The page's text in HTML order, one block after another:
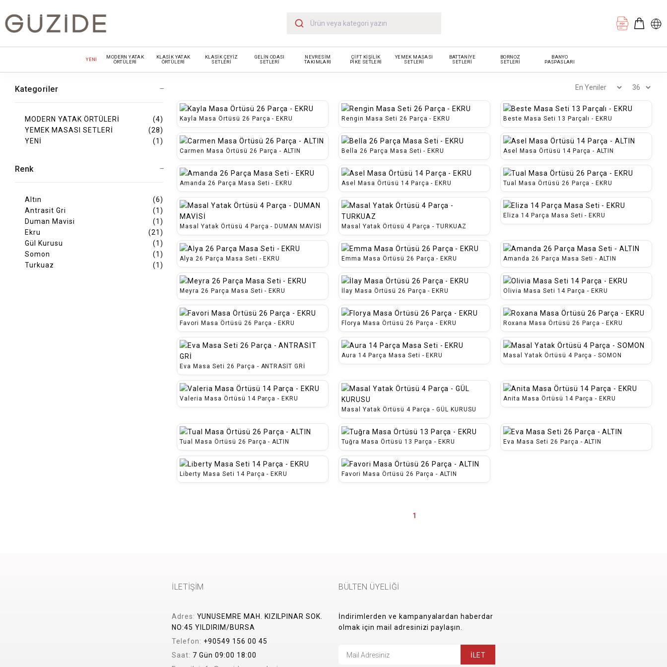
YENİ
MODERN YATAK
ÖRTÜLERİ
KLASİK YATAK
ÖRTÜLERİ
KLASİK ÇEYİZ
SETLERİ
GELİN ODASI
SETLERİ
NEVRESİM
TAKIMLARI
ÇİFT KİŞİLİK
PİKE SETLERİ
YEMEK MASASI
SETLERİ
BATTANİYE
SETLERİ
BORNOZ
SETLERİ
BANYO
PASPASLARI
Kategoriler
MODERN YATAK ÖRTÜLERİ
(4)
YEMEK MASASI SETLERİ
(28)
YENİ
(1)
Renk
Altın
(6)
Antrasit Gri
(1)
Duman Mavisi
(1)
Ekru
(21)
Gül Kurusu
(1)
Somon
(1)
Turkuaz
(1)
Kayla Masa Örtüsü 26 Parça - EKRU Rengin Masa Seti 26 Parça - EKRU Beste Masa Seti 13 Parçalı - EKRU
Carmen Masa Örtüsü 26 Parça - ALTIN Bella 26 Parça Masa Seti - EKRU Asel Masa Örtüsü 14 Parça - ALTIN
Amanda 26 Parça Masa Seti - EKRU Asel Masa Örtüsü 14 Parça - EKRU Tual Masa Örtüsü 26 Parça - EKRU
Masal Yatak Örtüsü 4 Parça - DUMAN MAVİSİ Masal Yatak Örtüsü 4 Parça - TURKUAZ
Eliza 14 Parça Masa Seti - EKRU
Alya 26 Parça Masa Seti - EKRU Emma Masa Örtüsü 26 Parça - EKRU Amanda 26 Parça Masa Seti - ALTIN
Meyra 26 Parça Masa Seti - EKRU İlay Masa Örtüsü 26 Parça - EKRU Olivia Masa Seti 14 Parça - EKRU
Favori Masa Örtüsü 26 Parça - EKRU Florya Masa Örtüsü 26 Parça - EKRU Roxana Masa Örtüsü 26 Parça - EKRU
Eva Masa Seti 26 Parça - ANTRASİT GRİ
Aura 14 Parça Masa Seti - EKRU Masal Yatak Örtüsü 4 Parça - SOMON
Valeria Masa Örtüsü 14 Parça - EKRU
Masal Yatak Örtüsü 4 Parça - GÜL KURUSU
Anita Masa Örtüsü 14 Parça - EKRU
Tual Masa Örtüsü 26 Parça - ALTIN Tuğra Masa Örtüsü 13 Parça - EKRU Eva Masa Seti 26 Parça - ALTIN
Liberty Masa Seti 14 Parça - EKRU Favori Masa Örtüsü 26 Parça - ALTIN
1
İLETİŞİM
Adres: YUNUSEMRE MAH. KIZILPINAR SOK.
NO:45 YILDIRIM/BURSA
Telefon: +90549 156 00 45
Saat: 7 Gün 09:00 18:00
BÜLTEN ÜYELİĞİ
İndirimlerden ve kampanyalardan haberdar
olmak için mail adresinizi paylaşın.
İLET